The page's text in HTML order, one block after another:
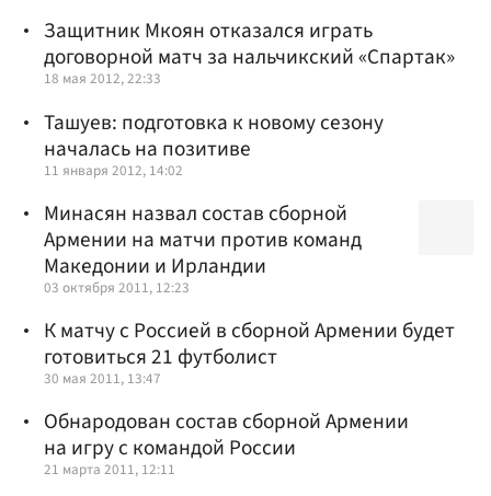
Защитник Мкоян отказался играть
договорной матч за нальчикский «Спартак»
18 мая 2012, 22:33
Ташуев: подготовка к новому сезону
началась на позитиве
11 января 2012, 14:02
Минасян назвал состав сборной
Армении на матчи против команд
Македонии и Ирландии
03 октября 2011, 12:23
К матчу с Россией в сборной Армении будет
готовиться 21 футболист
30 мая 2011, 13:47
Обнародован состав сборной Армении
на игру с командой России
21 марта 2011, 12:11